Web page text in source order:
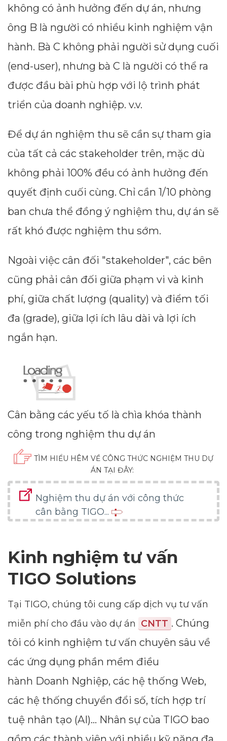
không có ảnh hưởng đến dự án, nhưng
ông B là người có nhiều kinh nghiệm vận
hành. Bà C không phải người sử dụng cuối
(end-user), nhưng bà C là người có thể ra
được đầu bài phù hợp với lộ trình phát
triển của doanh nghiệp. v.v.
Để dự án nghiệm thu sẽ cần sự tham gia
của tất cả các stakeholder trên, mặc dù
không phải 100% đều có ảnh hưởng đến
quyết định cuối cùng. Chỉ cần 1/10 phòng
ban chưa thể đồng ý nghiệm thu, dự án sẽ
rất khó được nghiệm thu sớm.
Ngoài việc cân đối "stakeholder", các bên
cũng phải cân đối giữa phạm vi và kinh
phí, giữa chất lượng (quality) và điểm tối
đa (grade), giữa lợi ích lâu dài và lợi ích
ngắn hạn.
Cân bằng các yếu tố là chìa khóa thành
công trong nghiệm thu dự án
TÌM HIỂU HÊM VỀ CÔNG THỨC NGHIỆM THU DỰ
ÁN TẠI ĐÂY:
Nghiệm thu dự án với công thức
cân bằng TIGO...
Kinh nghiệm tư vấn
TIGO Solutions
Tại TIGO, chúng tôi cung cấp dịch vụ tư vấn
miễn phí cho đầu vào dự án CNTT . Chúng
tôi có kinh nghiệm tư vấn chuyên sâu về
các ứng dụng phần mềm điều
hành Doanh Nghiệp, các hệ thống Web,
các hệ thống chuyển đổi số, tích hợp trí
tuệ nhân tạo (AI)... Nhân sự của TIGO bao